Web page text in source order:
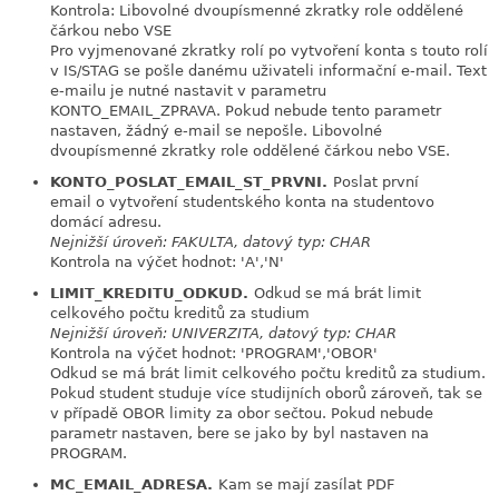
Kontrola: Libovolné dvoupísmenné zkratky role oddělené
čárkou nebo VSE
Pro vyjmenované zkratky rolí po vytvoření konta s touto rolí
v IS/STAG se pošle danému uživateli informační e-mail. Text
e-mailu je nutné nastavit v parametru
KONTO_EMAIL_ZPRAVA. Pokud nebude tento parametr
nastaven, žádný e-mail se nepošle. Libovolné
dvoupísmenné zkratky role oddělené čárkou nebo VSE.
KONTO_POSLAT_EMAIL_ST_PRVNI. Poslat první
email o vytvoření studentského konta na studentovo
domácí adresu.
Nejnižší úroveň: FAKULTA, datový typ: CHAR
Kontrola na výčet hodnot: 'A','N'
LIMIT_KREDITU_ODKUD. Odkud se má brát limit
celkového počtu kreditů za studium
Nejnižší úroveň: UNIVERZITA, datový typ: CHAR
Kontrola na výčet hodnot: 'PROGRAM','OBOR'
Odkud se má brát limit celkového počtu kreditů za studium.
Pokud student studuje více studijních oborů zároveň, tak se
v případě OBOR limity za obor sečtou. Pokud nebude
parametr nastaven, bere se jako by byl nastaven na
PROGRAM.
MC_EMAIL_ADRESA. Kam se mají zasílat PDF